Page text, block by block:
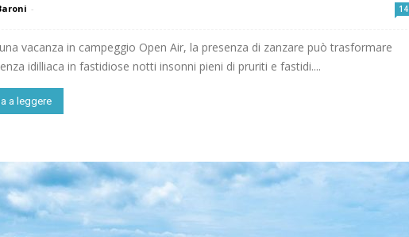
- 14
vacanza in campeggio Open Air, la presenza di zanzare può trasformare
idilliaca in fastidiose notti insonni pieni di pruriti e fastidi....
a leggere